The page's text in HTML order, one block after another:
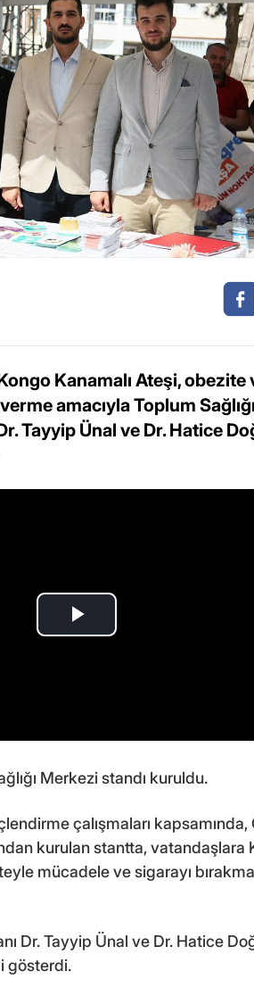
Kanamalı Ateşi, obezite
amacıyla Toplum
Tayyip Ünal ve Dr. Hatice
Merkezi standı kuruldu.
çalışmaları
kurulan stantta, vatandaşlara
mücadele ve sigarayı
Dr. Tayyip Ünal ve Dr. Hatice
gösterdi.